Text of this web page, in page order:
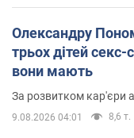
Олександру
трьох дітей
вони мають
За розвитком кар'єри
9.08.2026 04:01 8,6 т.